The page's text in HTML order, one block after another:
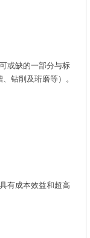
或缺的一部分与标
钻削及珩磨等）。
有成本效益和超高